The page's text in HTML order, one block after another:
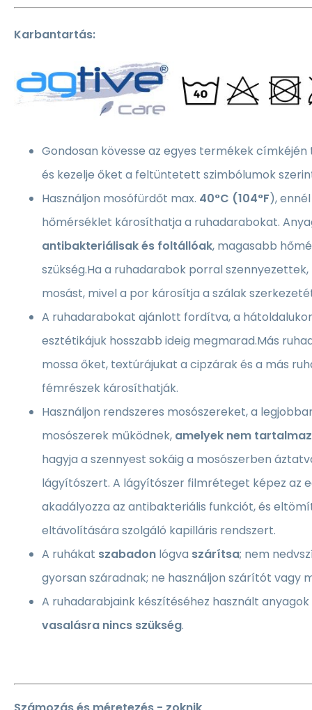
Karbantartás:
Gondosan kövesse az egyes termékek
és kezelje őket a feltüntetett szimbólumok
Használjon mosófürdőt max. 40°C (104°F),
hőmérséklet károsíthatja a ruhadarabokat.
antibakteriálisak és foltállóak, magasabb
szükség.Ha a ruhadarabok porral szennyezettek,
mosást, mivel a por károsítja a szálak
A ruhadarabokat ajánlott fordítva, a
esztétikájuk hosszabb ideig megmarad.Más
mossa őket, textúrájukat a cipzárak és a más
fémrészek károsíthatják.
Használjon rendszeres mosószereket, a
mosószerek működnek, amelyek nem
hagyja a szennyest sokáig a mosószerben
lágyítószert. A lágyítószer filmréteget képez az
akadályozza az antibakteriális funkciót, és
eltávolítására szolgáló kapilláris rendszert.
A ruhákat szabadon lógva szárítsa; nem
gyorsan száradnak; ne használjon szárítót vagy
A ruhadarabjaink készítéséhez használt
vasalásra nincs szükség.